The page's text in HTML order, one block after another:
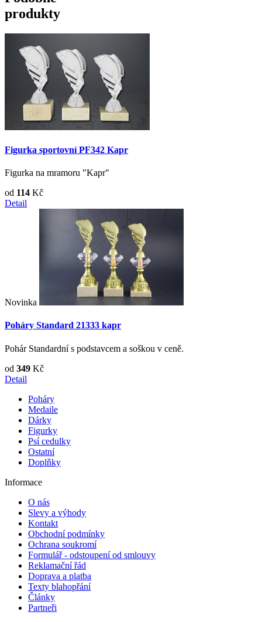
produkty
Figurka sportovní PF342 Kapr
Figurka na mramoru "Kapr"
od 114 Kč
Detail
Novinka
Poháry Standard 21333 kapr
Pohár Standardní s podstavcem a soškou v ceně.
od 349 Kč
Detail
Poháry
Medaile
Dárky
Figurky
Psí cedulky
Ostatní
Doplňky
Informace
O nás
Slevy a výhody
Kontakt
Obchodní podmínky
Ochrana soukromí
Formulář - odstoupení od smlouvy
Reklamační řád
Doprava a platba
Texty blahopřání
Články
Partneři